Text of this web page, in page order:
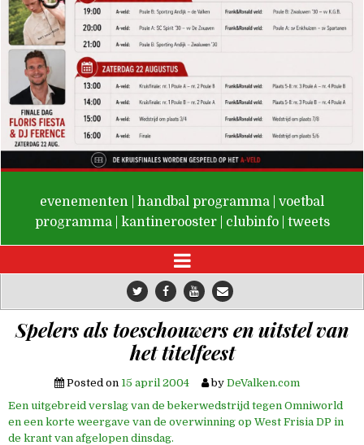
De Valken
evenementen handbal programma
voetbal
programma
kantinerooster clubinfo tweets
Spelers als toeschouwers en uitstel van
het titelfeest
Posted on 15 april 2004 by DeValken.com
Een uitgebreid verslag van de bekerwedstrijd tegen Omniworld
en een korte weergave van de overwinning op West Frisia DP in
de krant van afgelopen dinsdag.